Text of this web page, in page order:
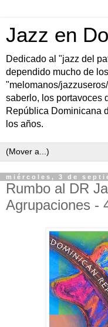
Jazz en
Dedicado al "jazz del
dependido mucho de los
"melomanos/
saberlo, los portavoces
República Dominicana
los años.
miércoles, 3 de
Rumbo al DR
Agrupaciones -